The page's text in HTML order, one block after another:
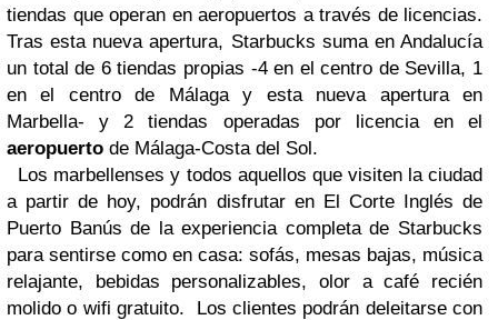
tiendas que operan en aeropuertos a través de licencias.
Tras esta nueva apertura, Starbucks suma en Andalucía
un total de 6 tiendas propias -4 en el centro de Sevilla, 1
en el centro de Málaga y esta nueva apertura en
Marbella- y 2 tiendas operadas por licencia en el
aeropuerto de Málaga-Costa del Sol.
Los marbellenses y todos aquellos que visiten la ciudad
a partir de hoy, podrán disfrutar en El Corte Inglés de
Puerto Banús de la experiencia completa de Starbucks
para sentirse como en casa: sofás, mesas bajas, música
relajante, bebidas personalizables, olor a café recién
molido o wifi gratuito.
Los clientes podrán deleitarse con